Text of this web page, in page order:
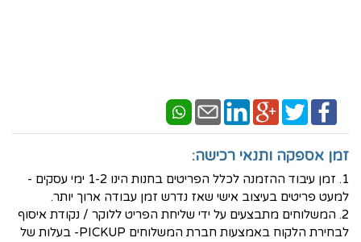
זמן אספקה ותנאי רכישה:
1. זמן עיבוד ההזמנה לכלל הפריטים בחנות הינו 1-2 ימי עסקים -
למעט פריטים בעיצוב אישי שאז נדרש זמן עבודה ארוך יותר.
2. המשלוחים מתבצעים על ידי שליחת הפריט ללוקר / נקודת איסוף
לבחירת הלקוח באמצעות חברת המשלוחים PICKUP- בעלות של